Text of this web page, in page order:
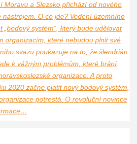
Moravu a Slezsko přichází od nového
O co jde? Vedení územního
„bodový systém“, který bude udělovat
organizacím, které nebudou plnit své
svazu poukazuje na to, že šlendrián
k vážným problémům, které brání
organizace. A proto
2020 začne platit nový bodový systém,
potrestá. O revoluční novince